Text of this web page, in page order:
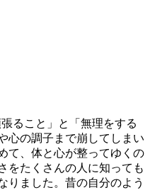
ること」と「無理をする
心の調子まで崩してしまい
て、体と心が整ってゆくの
をたくさんの人に知っても
りました。昔の自分のよう